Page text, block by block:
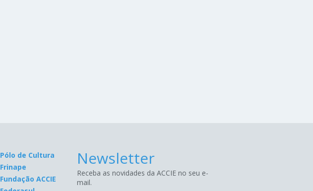
Pólo de Cultura
Frinape
Fundação ACCIE
Newsletter
Receba as novidades da ACCIE no seu e-
mail.